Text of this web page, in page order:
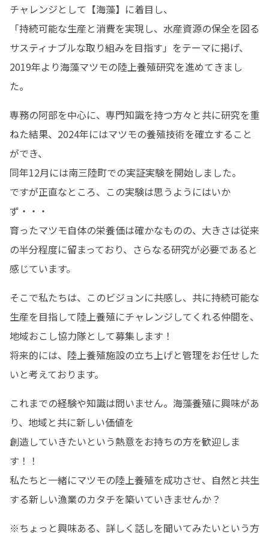
チャレンジとして【海藻】に着目し、
「持続可能な生産と消費を実現し、水産資源の保全を図る
サスティナブルな取り組みを目指す」をテーマに掲げ、
2019年より海藻マツモの陸上養殖研究を進めてきまし
た。
専務の阿部を中心に、専門知識を持つ方々と共に研究を重
ねた結果、2024年にはマツモの養殖技術を確立すること
ができ、
同年12月には南三陸町での実証実験を開始しました。
ですが正直なところ、この実験は思うようにはいか
ず・・・
育ったマツモ自体の栄養価は確かなものの、大きさは従来
の半分程度に留まっており、さらなる研究が必要であると
感じています。
そこで私たちは、このビジョンに共感し、共に持続可能な
生産を目指して陸上養殖にチャレンジしてくれる仲間を、
地域おこし協力隊として募集します！
将来的には、陸上養殖施設の立ち上げと管理をお任せした
いと考えております。
これまでの経験や知識は問いません。海藻養殖に興味があ
り、地域と共に新しい価値を
創造していきたいという熱意をお持ちの方を歓迎しま
す！！
私たちと一緒にマツモの陸上養殖を成功させ、自然と共生
する新しい漁業のカタチを築いていきませんか？
※ちょっと興味ある、詳しく話しを聞いてみたいという方